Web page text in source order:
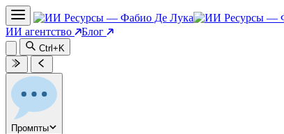
ИИ агентство Блог
Ctrl+K
Промпты